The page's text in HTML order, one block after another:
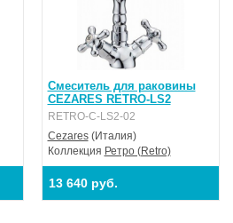
Смеситель для раковины
CEZARES RETRO-LS2
RETRO-C-LS2-02
Cezares(Италия)
Коллекция Ретро (Retro)
13 640 руб.